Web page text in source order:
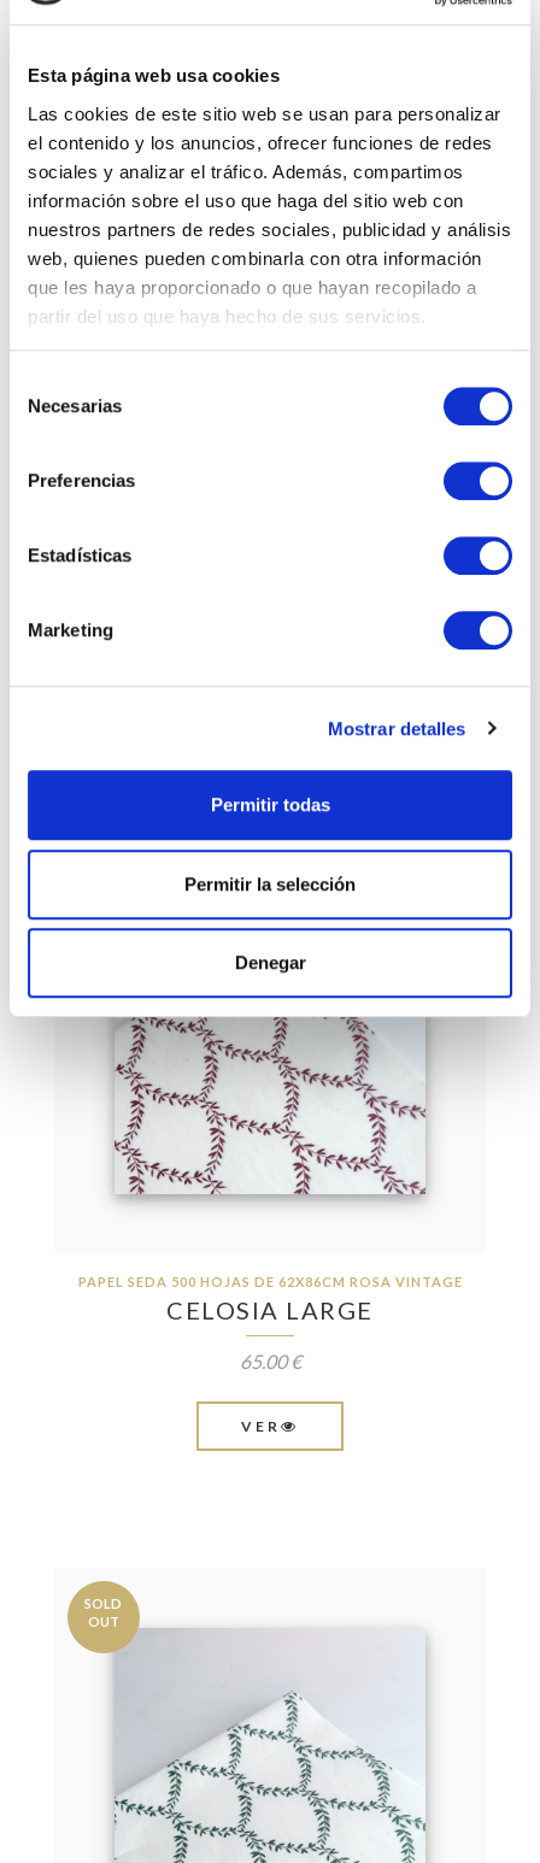
Esta página web usa cookies
Las cookies de este sitio web se usan para personalizar
el contenido y los anuncios, ofrecer funciones de redes
sociales y analizar el tráfico. Además, compartimos
información sobre el uso que haga del sitio web con
nuestros partners de redes sociales, publicidad y análisis
web, quienes pueden combinarla con otra información
que les haya proporcionado o que hayan recopilado a
partir del uso que haya hecho de sus servicios.
Necesarias
Preferencias
Estadísticas
Marketing
Mostrar detalles
Permitir todas
Permitir la selección
Denegar
VER
SOLD
PAPEL SEDA 500 HOJAS DE 62X86CM ROSA VINTAGE
CELOSIA LARGE
65.00 €
VER
SOLD
OUT